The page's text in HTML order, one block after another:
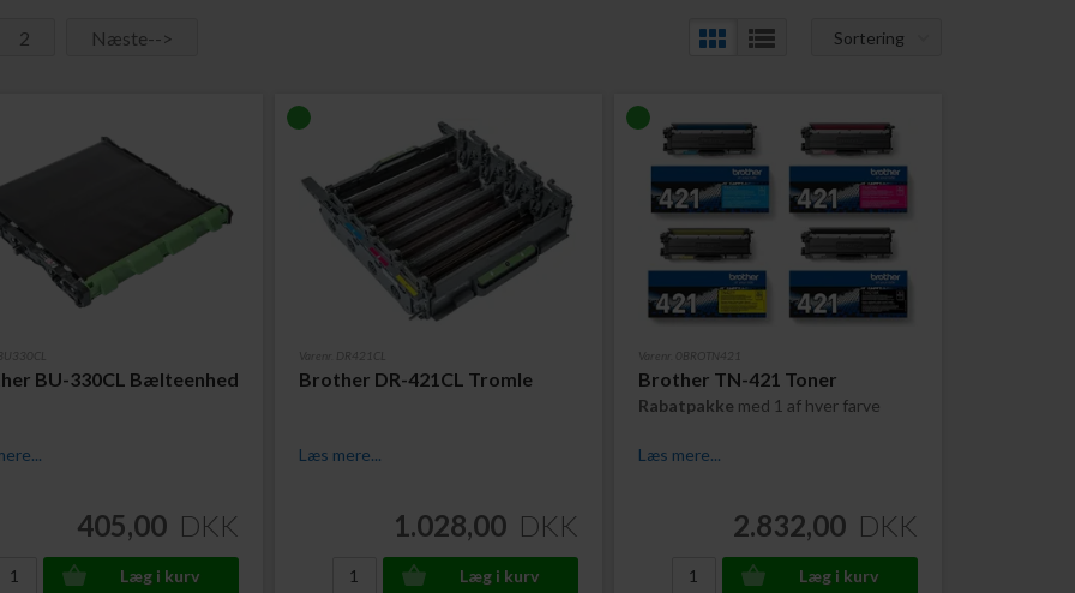
2 Næste--> Sortering
BU-330CL Bælteenhed
405,00 DKK
Varenr. DR421CL
Brother DR-421CL Tromle
Læs mere...
1.028,00 DKK
Varenr. 0BROTN421
Brother TN-421 Toner
Rabatpakke med 1 af hver farve
Læs mere...
2.832,00 DKK